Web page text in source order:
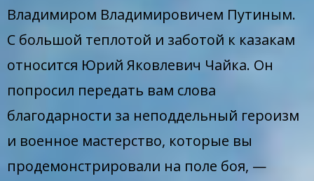
Владимиром Владимировичем Путиным.
С большой теплотой и заботой к казакам
относится Юрий Яковлевич Чайка. Он
попросил передать вам слова
благодарности за неподдельный героизм
и военное мастерство, которые вы
продемонстрировали на поле боя, —